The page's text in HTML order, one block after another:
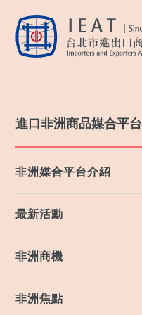
進口非洲商品媒合平台
非洲媒合平台介紹
最新活動
非洲商機
非洲焦點